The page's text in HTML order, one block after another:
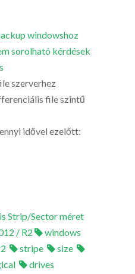
windowshoz
sorolható kérdések
szerverhez
file szintű
ennyi idővel ezelőtt:
Strip/Sector méret
/ R2
windows
stripe
size
drives